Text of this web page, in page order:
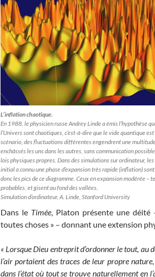
L’inflation chaotique.
En 1988, le physicien russe Andrey Linde a émis l’hypothèse
l’Univers sont chaotiques, c’est-à-dire que le vide quantique
scénario, des fluctuations différentes engendrent une
enchâssés les uns dans les autres, sans communication
lois physiques propres. Dans des simulations sur ordinateur,
initial a connu une phase d’expansion très rapide (inflation)
donc les pics de ce diagramme. Ceux en expansion modérée –
probables, et gisent au fond des vallées.
Simulation d’ordinateur, A. Linde, Stanford University
Dans le Timée, Platon présente une déité
toutes choses » – donnant une extension
« Lorsque Dieu entreprit d’ordonner le tout, au
l’air portaient des traces de leur propre
dans l’état où tout se trouve naturellement en